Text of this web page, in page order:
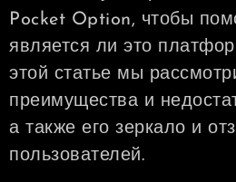
Pocket Option, чтобы
является ли это
этой статье мы
преимущества и
а также его зеркало и
пользователей.